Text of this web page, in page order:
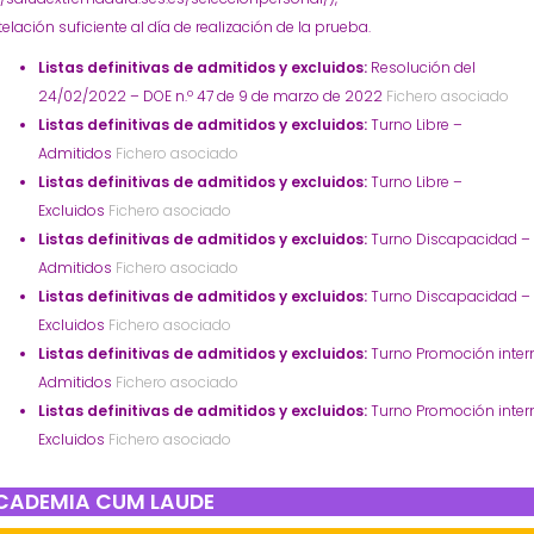
suficiente al día de realización de la prueba.
Listas definitivas de admitidos y excluidos: Resolución del
24/02/2022 – DOE n.º 47 de 9 de marzo de 2022 Fichero asociado
Listas definitivas de admitidos y excluidos:Turno Libre –
Admitidos Fichero asociado
Listas definitivas de admitidos y excluidos:Turno Libre –
Excluidos Fichero asociado
Listas definitivas de admitidos y excluidos:Turno Discapacidad –
Admitidos Fichero asociado
Listas definitivas de admitidos y excluidos:Turno Discapacidad –
Excluidos Fichero asociado
Listas definitivas de admitidos y excluidos:Turno Promoción
Admitidos Fichero asociado
Listas definitivas de admitidos y excluidos:Turno Promoción
Excluidos Fichero asociado
CUM LAUDE